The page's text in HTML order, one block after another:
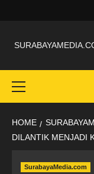
HOME
DILANTIK MENJADI
SurabayaMedia.com